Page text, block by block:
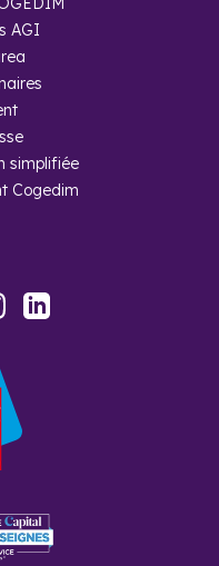
AGI
simplifiée
Cogedim
Instagram